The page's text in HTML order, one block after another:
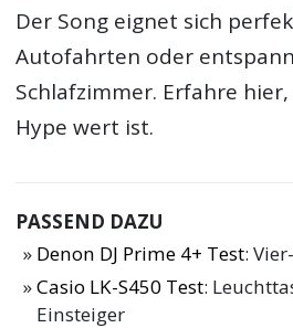
Der Song eignet sich
Autofahrten oder
Schlafzimmer. Erfahre
Hype wert ist.
PASSEND DAZU
Denon DJ Prime 4+ Test:
Casio LK-S450 Test:
Einsteiger